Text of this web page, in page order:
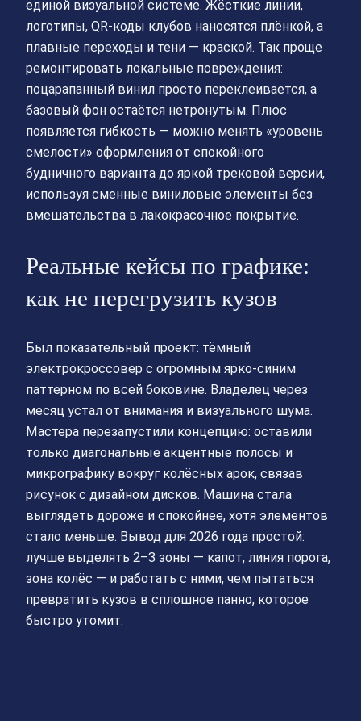
единой визуальной системе. Жёсткие линии,
логотипы, QR‑коды клубов наносятся плёнкой, а
плавные переходы и тени — краской. Так проще
ремонтировать локальные повреждения:
поцарапанный винил просто переклеивается, а
базовый фон остаётся нетронутым. Плюс
появляется гибкость — можно менять «уровень
смелости» оформления от спокойного
будничного варианта до яркой трековой версии,
используя сменные виниловые элементы без
вмешательства в лакокрасочное покрытие.
Реальные кейсы по графике:
как не перегрузить кузов
Был показательный проект: тёмный
электрокроссовер с огромным ярко‑синим
паттерном по всей боковине. Владелец через
месяц устал от внимания и визуального шума.
Мастера перезапустили концепцию: оставили
только диагональные акцентные полосы и
микрографику вокруг колёсных арок, связав
рисунок с дизайном дисков. Машина стала
выглядеть дороже и спокойнее, хотя элементов
стало меньше. Вывод для 2026 года простой:
лучше выделять 2–3 зоны — капот, линия порога,
зона колёс — и работать с ними, чем пытаться
превратить кузов в сплошное панно, которое
быстро утомит.